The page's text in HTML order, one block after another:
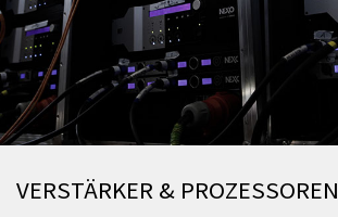
VERSTÄRKER & PROZESSOREN